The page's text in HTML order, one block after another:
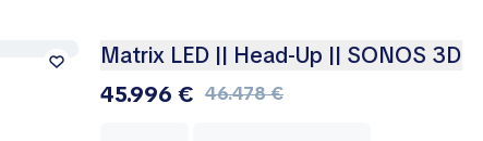
Matrix LED || Head-Up || SONOS 3D
45.996 € 46.478 €